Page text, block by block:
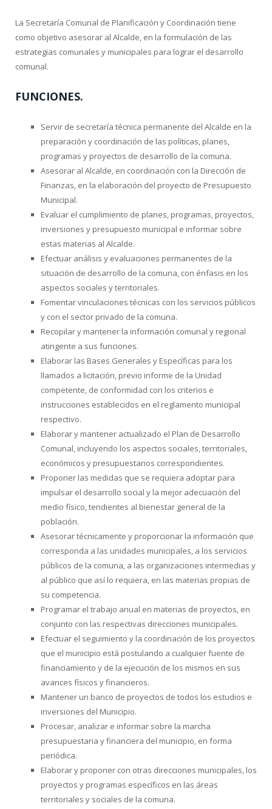
La Secretaría Comunal de Planificación y Coordinación tiene
como objetivo asesorar al Alcalde, en la formulación de las
estrategias comunales y municipales para lograr el desarrollo
comunal.
FUNCIONES.
Servir de secretaría técnica permanente del Alcalde en la
preparación y coordinación de las políticas, planes,
programas y proyectos de desarrollo de la comuna.
Asesorar al Alcalde, en coordinación con la Dirección de
Finanzas, en la elaboración del proyecto de Presupuesto
Municipal.
Evaluar el cumplimiento de planes, programas, proyectos,
inversiones y presupuesto municipal e informar sobre
estas materias al Alcalde.
Efectuar análisis y evaluaciones permanentes de la
situación de desarrollo de la comuna, con énfasis en los
aspectos sociales y territoriales.
Fomentar vinculaciones técnicas con los servicios públicos
y con el sector privado de la comuna.
Recopilar y mantener la información comunal y regional
atingente a sus funciones.
Elaborar las Bases Generales y Específicas para los
llamados a licitación, previo informe de la Unidad
competente, de conformidad con los criterios e
instrucciones establecidos en el reglamento municipal
respectivo.
Elaborar y mantener actualizado el Plan de Desarrollo
Comunal, incluyendo los aspectos sociales, territoriales,
económicos y presupuestarios correspondientes.
Proponer las medidas que se requiera adoptar para
impulsar el desarrollo social y la mejor adecuación del
medio físico, tendientes al bienestar general de la
población.
Asesorar técnicamente y proporcionar la información que
corresponda a las unidades municipales, a los servicios
públicos de la comuna, a las organizaciones intermedias y
al público que así lo requiera, en las materias propias de
su competencia.
Programar el trabajo anual en materias de proyectos, en
conjunto con las respectivas direcciones municipales.
Efectuar el seguimiento y la coordinación de los proyectos
que el municipio está postulando a cualquier fuente de
financiamiento y de la ejecución de los mismos en sus
avances físicos y financieros.
Mantener un banco de proyectos de todos los estudios e
inversiones del Municipio.
Procesar, analizar e informar sobre la marcha
presupuestaria y financiera del municipio, en forma
periódica.
Elaborar y proponer con otras direcciones municipales, los
proyectos y programas específicos en las áreas
territoriales y sociales de la comuna.